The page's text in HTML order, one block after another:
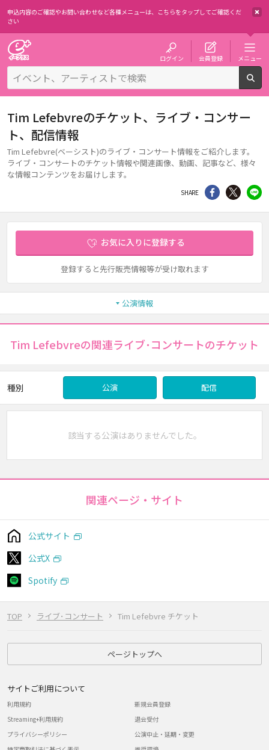
申込内容のご確認やお問い合わせなど各種メニューは、 こちらをタップしてご確認くだ
さい
ログイン 会員登録 メニュー
TOP ライブ･コンサート Tim Lefebvre チケット
Tim Lefebvreのチケット、ライブ・コンサー
ト、配信情報
Tim Lefebvre(ベーシスト)のライブ・コンサート情報をご紹介します。
ライブ・コンサートのチケット情報や関連画像、動画、記事など、様々
な情報コンテンツをお届けします。
SHARE シェア Twitter
お気に入りに登録する
登録すると先行販売情報等が受け取れます
公演情報
Tim Lefebvreの関連ライブ･コンサートのチケット
種別 公演 配信
該当する公演はありませんでした。
関連ページ・サイト
公式サイト
公式X
Spotify
ページトップへ
サイトご利用について
利用規約
Streaming+利用規約
プライバシーポリシー
新規会員登録
退会受付
公演中止・延期・変更